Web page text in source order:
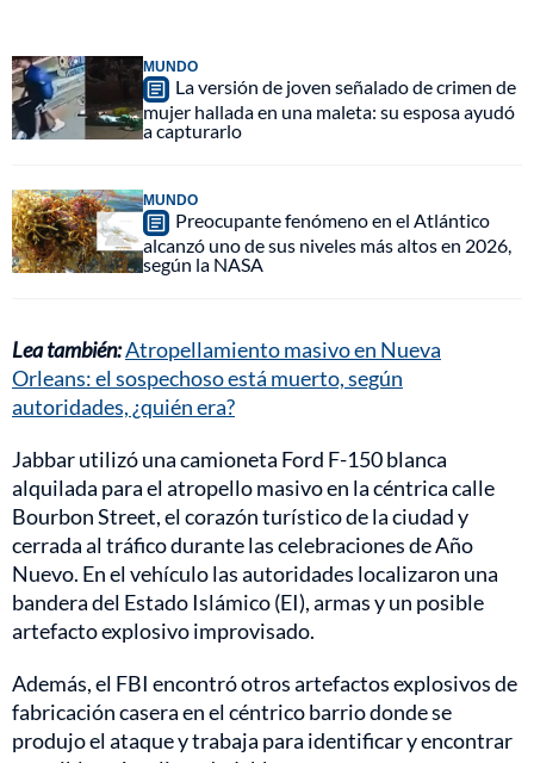
MUNDO
La versión de joven señalado de crimen de
mujer hallada en una maleta: su esposa ayudó
a capturarlo
MUNDO
Preocupante fenómeno en el Atlántico
alcanzó uno de sus niveles más altos en 2026,
según la NASA
Lea también:Atropellamiento masivo en Nueva
Orleans: el sospechoso está muerto, según
autoridades, ¿quién era?
Jabbar utilizó una camioneta Ford F-150 blanca
alquilada para el atropello masivo en la céntrica calle
Bourbon Street, el corazón turístico de la ciudad y
cerrada al tráfico durante las celebraciones de Año
Nuevo. En el vehículo las autoridades localizaron una
bandera del Estado Islámico (EI), armas y un posible
artefacto explosivo improvisado.
Además, el FBI encontró otros artefactos explosivos de
fabricación casera en el céntrico barrio donde se
produjo el ataque y trabaja para identificar y encontrar